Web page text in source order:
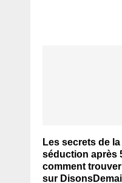
Les secrets de la
séduction après
comment trouver
sur